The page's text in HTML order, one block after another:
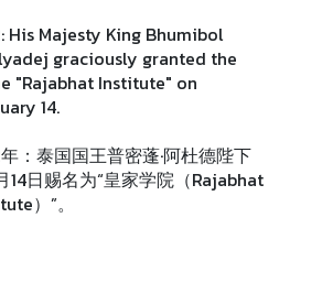
His Majesty King Bhumibol
graciously granted the
"Rajabhat Institute" on
14.
：泰国国王普密蓬·阿杜德陛下
14日赐名为“皇家学院（Rajabhat
）”。